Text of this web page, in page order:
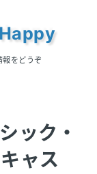
をどうぞ
ック・
ャス